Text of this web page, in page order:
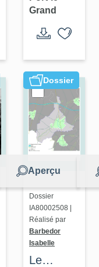
le-Grand
Grand
Dossier
Aperçu
Dossier
IA80002508 |
Réalisé par
Barbedor
Isabelle
Le